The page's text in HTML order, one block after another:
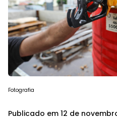
Fotografia
Publicado em 12 de